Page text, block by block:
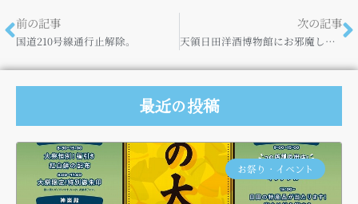
前の記事
国道210号線通行止解除。
次の記事
天領日田洋酒博物館にお邪魔しました
最近の投稿
お祭り・イベント